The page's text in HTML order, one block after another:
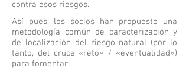
contra esos riesgos.
Así pues, los socios han propuesto una
metodología común de caracterización y
de localización del riesgo natural (por lo
tanto, del cruce «reto» / «eventualidad»)
para fomentar: